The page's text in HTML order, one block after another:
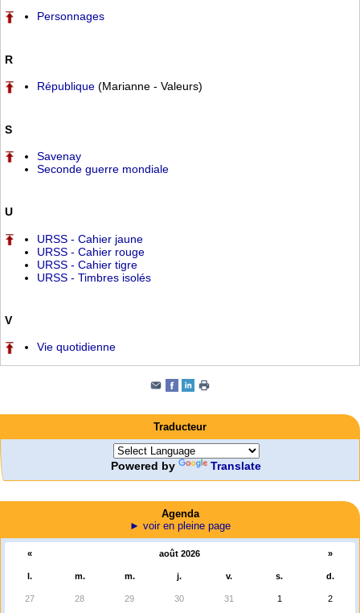
Personnages
R
République (Marianne - Valeurs)
S
Savenay
Seconde guerre mondiale
U
URSS - Cahier jaune
URSS - Cahier rouge
URSS - Cahier tigre
URSS - Timbres isolés
V
Vie quotidienne
Traducteur
Powered by Translate
Agenda
► voir en pleine page
« août 2026 »
l. m. m. j. v. s. d.
27 28 29 30 31 1 2